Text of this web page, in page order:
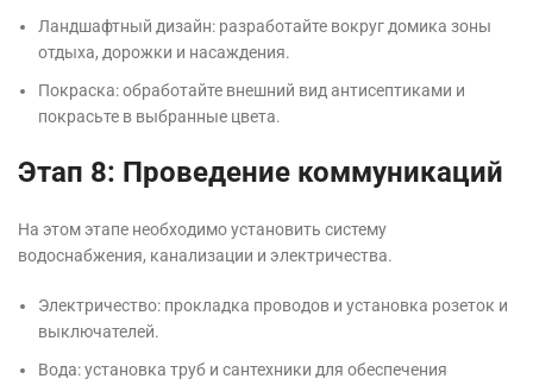
Ландшафтный дизайн: разработайте вокруг домика зоны
отдыха, дорожки и насаждения.
Покраска: обработайте внешний вид антисептиками и
покрасьте в выбранные цвета.
Этап 8: Проведение коммуникаций
На этом этапе необходимо установить систему
водоснабжения, канализации и электричества.
Электричество: прокладка проводов и установка розеток и
выключателей.
Вода: установка труб и сантехники для обеспечения